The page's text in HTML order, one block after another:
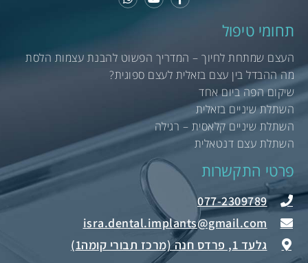
תחומי טיפול
העצם שמתחת לחיוך – המדריך הפשוט להבנת עצמות הלסת
מה ההבדל בין עצם בזאלית לעצם ספוגית?
שיקום הפה ביום אחד
השתלת שיניים בזאלית
השתלת שיניים קלאסית – רגילה
השתלת עצם דנטאלית
פרטי התקשרות
077-2309789
גלעד 1, פרדס חנה (מרכז תבורי קומה1)